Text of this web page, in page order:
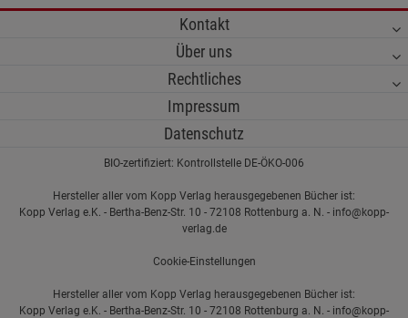
Kontakt
Über uns
Rechtliches
Impressum
Datenschutz
BIO-zertifiziert: Kontrollstelle DE-ÖKO-006
Hersteller aller vom Kopp Verlag herausgegebenen Bücher ist:
Kopp Verlag e.K. - Bertha-Benz-Str. 10 - 72108 Rottenburg a. N. - info@kopp-
verlag.de
Cookie-Einstellungen
Hersteller aller vom Kopp Verlag herausgegebenen Bücher ist:
Kopp Verlag e.K. - Bertha-Benz-Str. 10 - 72108 Rottenburg a. N. - info@kopp-